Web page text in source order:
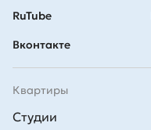
RuTube
Вконтакте
Квартиры
Студии